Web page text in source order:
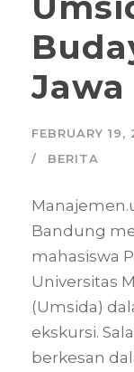
FEBRUARY 19,
BERITA
Bandung
mahasiswa
Universitas
(Umsida)
ekskursi.
berkesan